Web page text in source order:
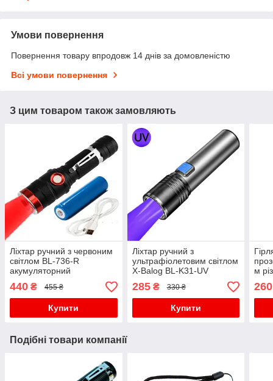
Умови повернення
Повернення товару впродовж 14 днів за домовленістю
Всі умови повернення
З цим товаром також замовляють
Ліхтар ручний з червоним
світлом BL-736-R
акумуляторний
440 ₴ 455 ₴
Купити
Ліхтар ручний з
ультрафіолетовим світлом
X-Balog BL-K31-UV
285₴ 330 ₴
Купити
м
260
Подібні товари компанії